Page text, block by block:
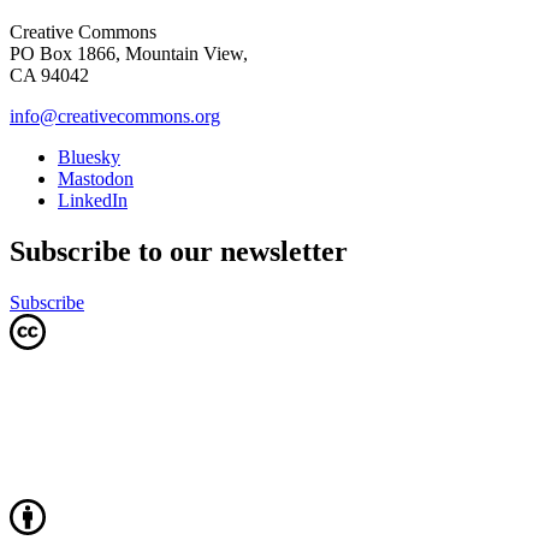
Creative Commons
PO Box 1866, Mountain View,
CA 94042
info@creativecommons.org
Bluesky
Mastodon
LinkedIn
Subscribe to our newsletter
Subscribe